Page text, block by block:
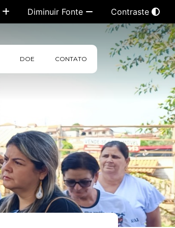
Diminuir Fonte Contraste
DOE CONTATO